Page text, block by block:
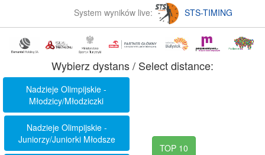
System wyników live: STS-TIMING
Wybierz dystans / Select distance:
Nadzieje Olimpijskie -
Młodzicy/Młodziczki
Nadzieje Olimpijskie -
Juniorzy/Juniorki Młodsze
TOP 10